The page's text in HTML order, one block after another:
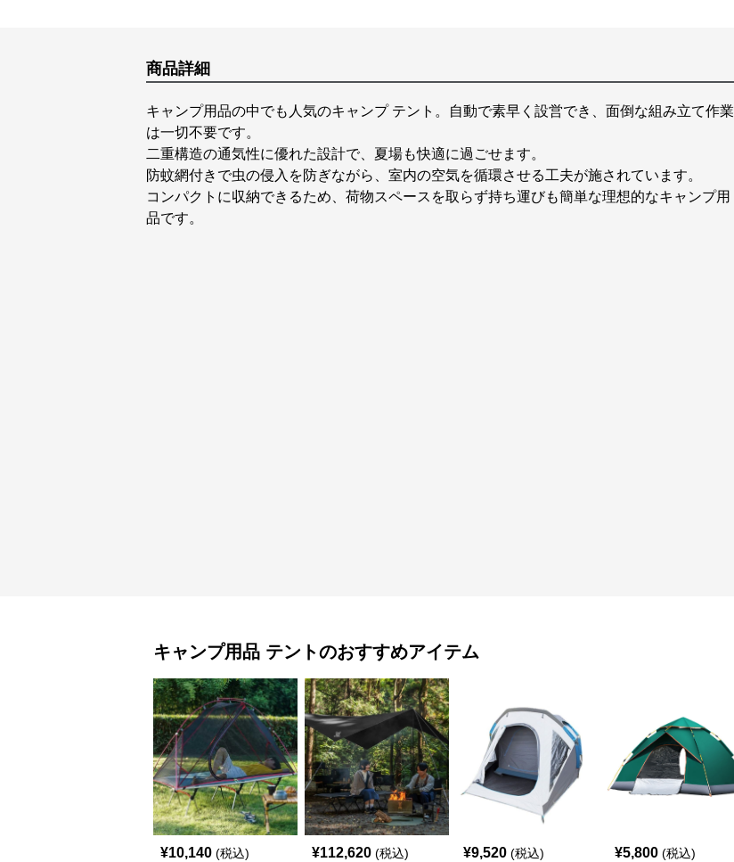
商品詳細
キャンプ用品の中でも人気のキャンプ テント。自動で素早く設営でき、面倒な組み立て作業
は一切不要です。
二重構造の通気性に優れた設計で、夏場も快適に過ごせます。
防蚊網付きで虫の侵入を防ぎながら、室内の空気を循環させる工夫が施されています。
コンパクトに収納できるため、荷物スペースを取らず持ち運びも簡単な理想的なキャンプ用
品です。
キャンプ用品 テントのおすすめアイテム
¥10,140 (税込) ¥112,620 (税込) ¥9,520 (税込) ¥5,800 (税込)